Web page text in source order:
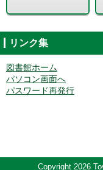
リンク集
図書館ホーム
パソコン画面へ
パスワード再発行
Copyright 2026